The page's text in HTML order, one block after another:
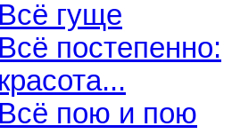
Всё гуще
Всё постепенно:
красота...
Всё пою и пою